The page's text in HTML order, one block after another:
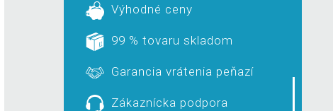
Výhodné ceny
99 % tovaru skladom
Garancia vrátenia peňazí
Zákaznícka podpora